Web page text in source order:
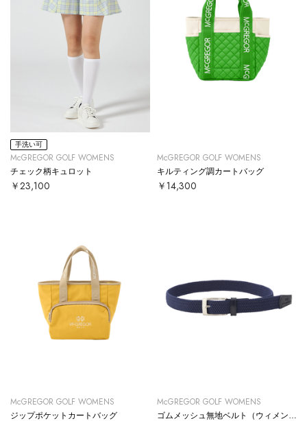
手洗い可
McGREGOR GOLF WOMENS
チェック柄キュロット
￥23,100
McGREGOR GOLF WOMENS
キルティング調カートバッグ
￥14,300
McGREGOR GOLF WOMENS
ジップポケットカートバッグ
McGREGOR GOLF WOMENS